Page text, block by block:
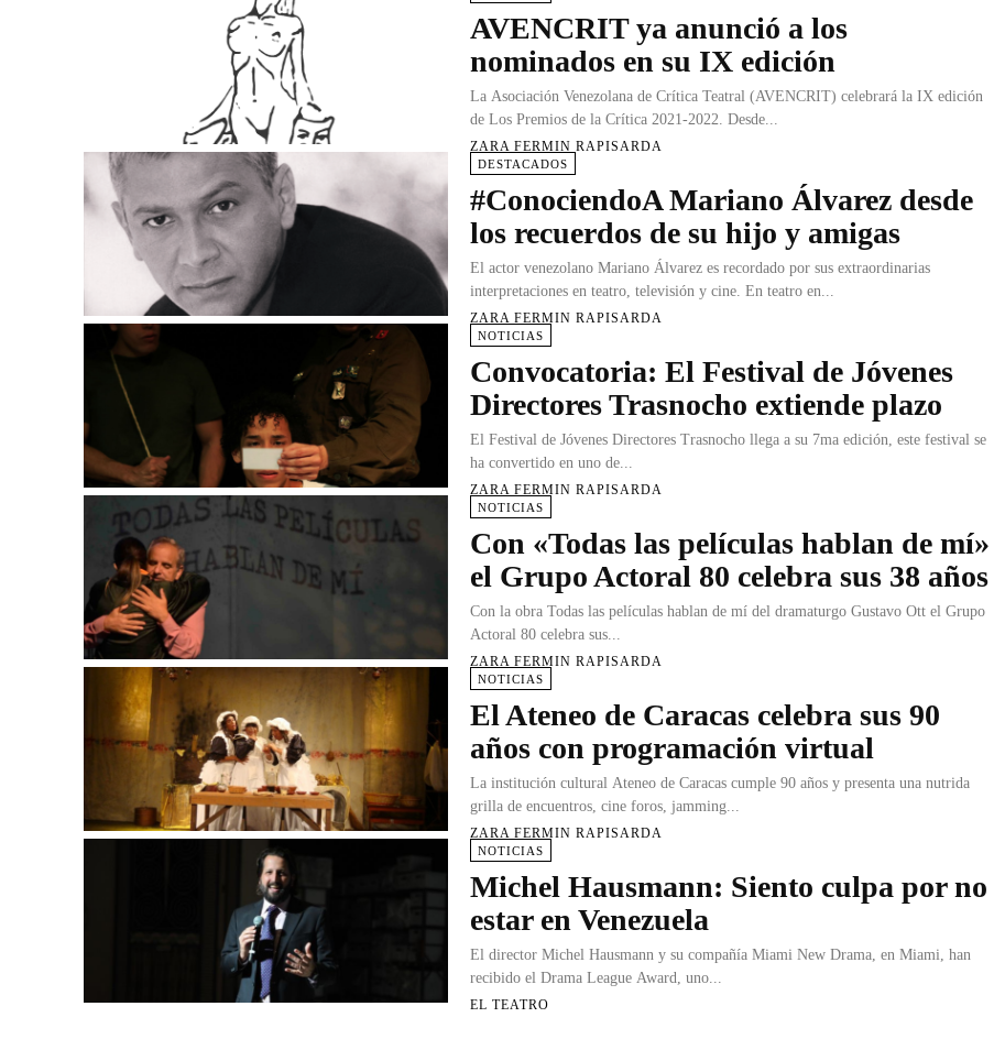
AVENCRIT ya anunció a los
nominados en su IX edición
La Asociación Venezolana de Crítica Teatral (AVENCRIT) celebrará la IX edición
de Los Premios de la Crítica 2021-2022. Desde...
ZARA FERMIN RAPISARDA
DESTACADOS
#ConociendoA Mariano Álvarez desde
los recuerdos de su hijo y amigas
El actor venezolano Mariano Álvarez es recordado por sus extraordinarias
interpretaciones en teatro, televisión y cine. En teatro en...
ZARA FERMIN RAPISARDA
NOTICIAS
Convocatoria: El Festival de Jóvenes
Directores Trasnocho extiende plazo
El Festival de Jóvenes Directores Trasnocho llega a su 7ma edición, este festival se
ha convertido en uno de...
ZARA FERMIN RAPISARDA
NOTICIAS
Con «Todas las películas hablan de mí»
el Grupo Actoral 80 celebra sus 38 años
Con la obra Todas las películas hablan de mí del dramaturgo Gustavo Ott el Grupo
Actoral 80 celebra sus...
ZARA FERMIN RAPISARDA
NOTICIAS
El Ateneo de Caracas celebra sus 90
años con programación virtual
La institución cultural Ateneo de Caracas cumple 90 años y presenta una nutrida
grilla de encuentros, cine foros, jamming...
ZARA FERMIN RAPISARDA
NOTICIAS
Michel Hausmann: Siento culpa por no
estar en Venezuela
El director Michel Hausmann y su compañía Miami New Drama, en Miami, han
recibido el Drama League Award, uno...
EL TEATRO